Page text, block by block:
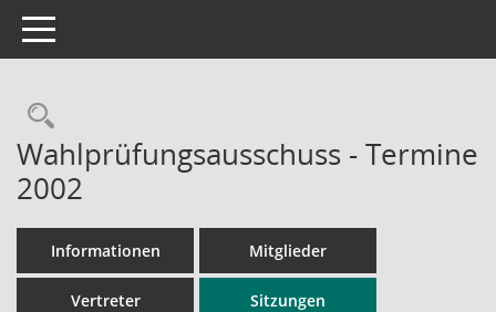
Toggle navigation
Rechercheauswahl
Wahlprüfungsausschuss - Termine
2002
Informationen Mitglieder
Vertreter Sitzungen